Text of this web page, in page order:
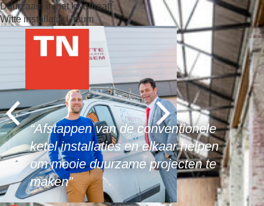
Duurzaam in het kwadraat2
Witte installatie Ursum
“Afstappen van de conventionele
ketel installaties en elkaar helpen
om mooie duurzame projecten te
maken”